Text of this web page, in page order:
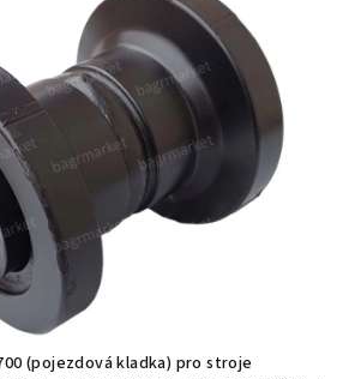
(pojezdová kladka) pro stroje